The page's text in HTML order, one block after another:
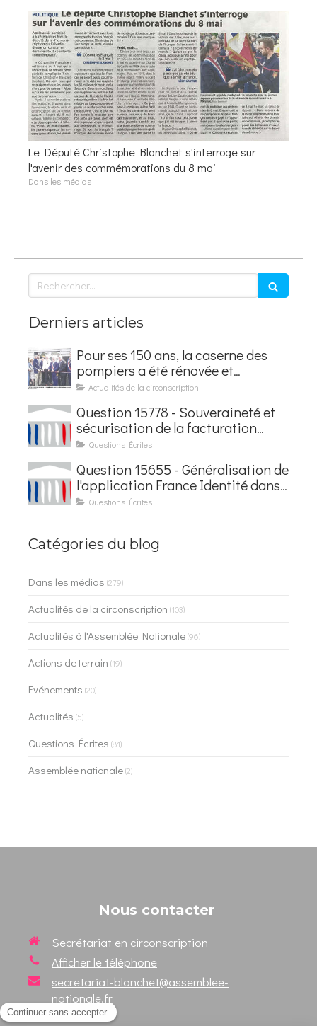
Le Député Christophe Blanchet s'interroge sur
l'avenir des commémorations du 8 mai
Dans les médias
Rechercher
Derniers articles
Pour ses 150 ans, la caserne des
pompiers a été rénovée et
baptisée au nom d'Hubert
Actualités de la circonscription
Question 15778 - Souveraineté et
sécurisation de la facturation
électronique
Questions Écrites
Question 15655 - Généralisation de
l'application France Identité dans
les contrôles du quotidien
Questions Écrites
Catégories du blog
Dans les médias (279)
Actualités de la circonscription (103)
Actualités à l'Assemblée Nationale(96)
Actions de terrain (19)
Evénements (20)
Actualités (5)
Questions Écrites (81)
Assemblée nationale(2)
Nous contacter
Secrétariat en circonscription
Afficher le téléphone
secretariat-blanchet@assemblee-
nationale.fr